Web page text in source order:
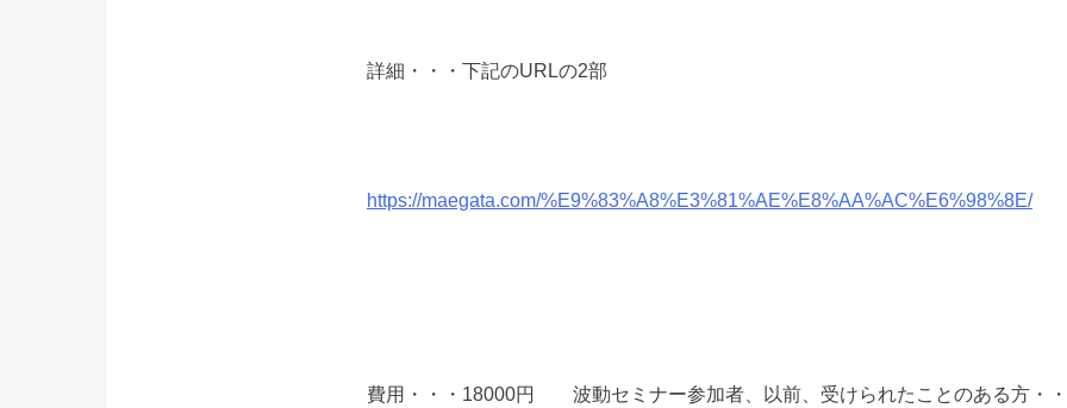
詳細・・・下記のURLの2部
https://maegata.com/%E9%83%A8%E3%81%AE%E8%AA%AC%E6%98%8E/
費用・・・18000円 波動セミナー参加者、以前、受けられたことのある方・